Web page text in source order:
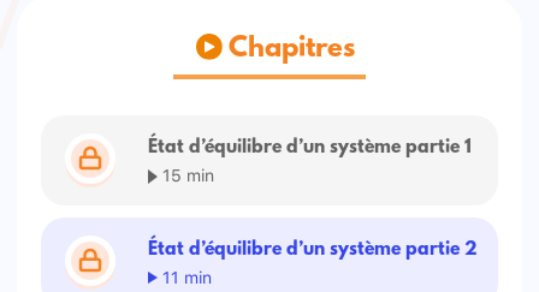
Chapitres
État d’équilibre d’un système partie 1
15 min
État d’équilibre d’un système partie 2
11 min